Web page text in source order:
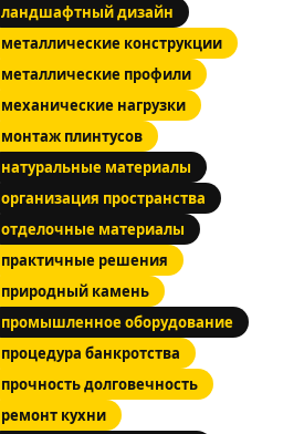
ландшафтный дизайн
металлические конструкции
металлические профили
механические нагрузки
монтаж плинтусов
натуральные материалы
организация пространства
отделочные материалы
практичные решения
природный камень
промышленное оборудование
процедура банкротства
прочность долговечность
ремонт кухни